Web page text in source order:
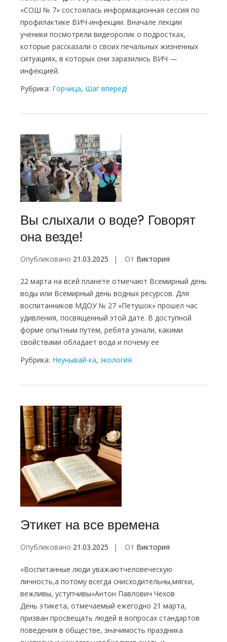
«СОШ № 7» состоялась информационная сессия по
профилактике ВИЧ-инфекции. Вначале лекции
ученики посмотрели видеоролик о подростках,
которые рассказали о своих печальных жизненных
ситуациях, в которых они заразились ВИЧ —
инфекцией.
Рубрика: Горчица, Шаг вперёд!
Вы слыхали о воде? Говорят
она везде!
Опубликовано 21.03.2025 От Виктория
22 марта на всей планете отмечают Всемирный день
воды или Всемирный день водных ресурсов. Для
воспитанников МДОУ № 27 «Петушок» прошел час
удивления, посвященный этой дате. В доступной
форме опытным путем, ребята узнали, какими
свойствами обладает вода и почему ее
Рубрика: Неунывай-ка, экология
Этикет на все времена
Опубликовано 21.03.2025 От Виктория
«Воспитанные люди уважаютчеловеческую
личность,а потому всегда снисходительны,мягки,
вежливы, уступчивы»Антон Павлович Чехов
День этикета, отмечаемый ежегодно 21 марта,
призван просвещать людей в вопросах стандартов
поведения в обществе, значимость праздника